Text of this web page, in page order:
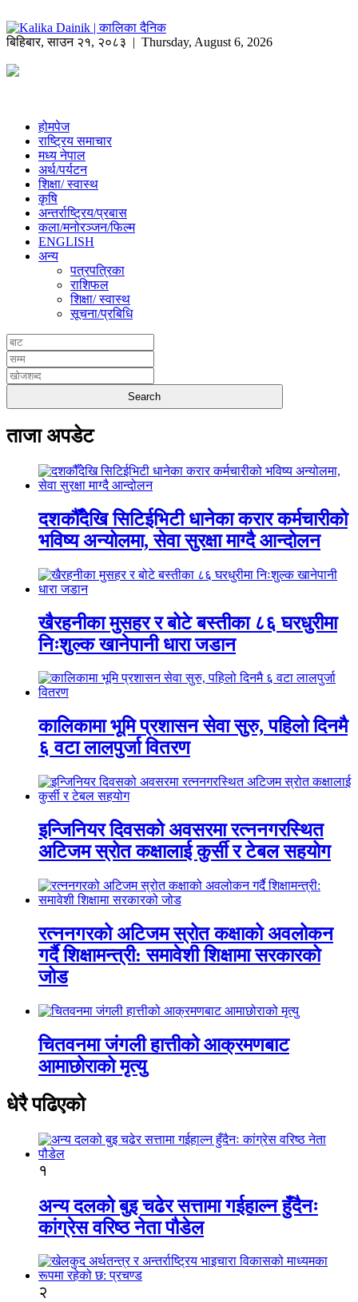
बिहिबार,साउन २१, २०८३ | Thursday, August 6, 2026
होमपेज
राष्ट्रिय समाचार
मध्य नेपाल
अर्थ/पर्यटन
शिक्षा/ स्वास्थ
कृषि
अन्तर्राष्ट्रिय/प्रबास
कला/मनोरञ्जन/फिल्म
ENGLISH
अन्य
पत्रपत्रिका
राशिफल
शिक्षा/ स्वास्थ
सूचना/प्रबिधि
ताजा अपडेट
दशकौँदेखि सिटिईभिटी धानेका करार कर्मचारीको
भविष्य अन्योलमा, सेवा सुरक्षा माग्दै आन्दोलन
खैरहनीका मुसहर र बोटे बस्तीका ८६ घरधुरीमा
निःशुल्क खानेपानी धारा जडान
कालिकामा भूमि प्रशासन सेवा सुरु, पहिलो दिनमै
६ वटा लालपुर्जा वितरण
इन्जिनियर दिवसको अवसरमा रत्ननगरस्थित
अटिजम स्रोत कक्षालाई कुर्सी र टेबल सहयोग
रत्ननगरको अटिजम स्रोत कक्षाको अवलोकन
गर्दै शिक्षामन्त्री: समावेशी शिक्षामा सरकारको
जोड
चितवनमा जंगली हात्तीको आक्रमणबाट
आमाछोराको मृत्यु
धेरै पढिएको
१
अन्य दलको बुइ चढेर सत्तामा गईहाल्न हुँदैनः
कांग्रेस वरिष्ठ नेता पौडेल
२